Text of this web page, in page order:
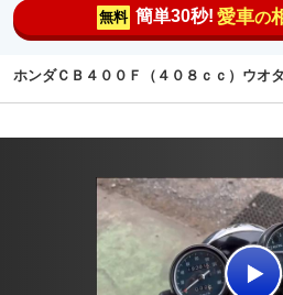
無料 簡単30秒! 愛車の
ホンダＣＢ４００Ｆ（４０８ｃｃ）ウ